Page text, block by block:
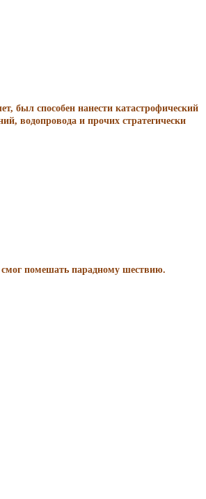
был способен нанести катастрофический
водопровода и прочих стратегически
смог помешать парадному шествию.